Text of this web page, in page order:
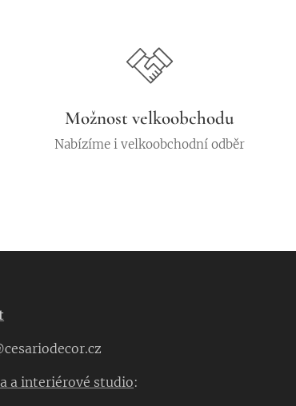
Možnost velkoobchodu
Nabízíme i velkoobchodní odběr
a interiérové studio: